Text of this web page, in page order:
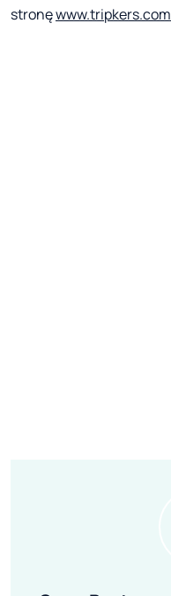
stronęwww.tripkers.com